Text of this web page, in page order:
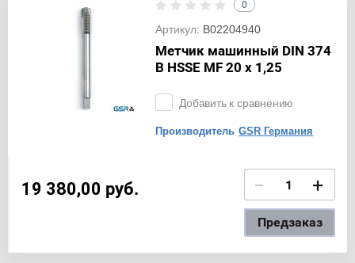
0
Артикул: B02204940
Метчик машинный DIN 374
B HSSE MF 20 x 1,25
Добавить к сравнению
Производитель GSR Германия
19 380,00 руб. − +
Предзаказ